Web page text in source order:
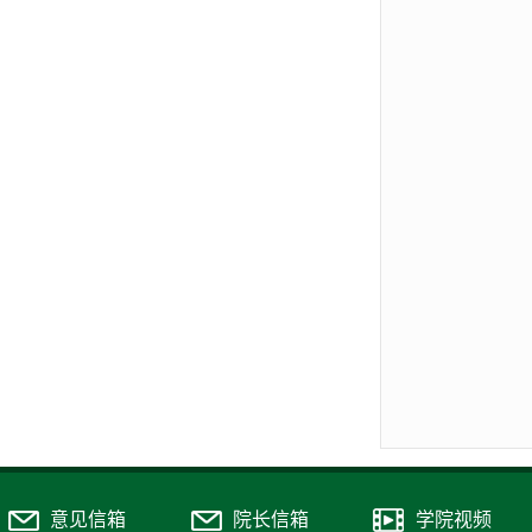
意见信箱 院长信箱 学院视频